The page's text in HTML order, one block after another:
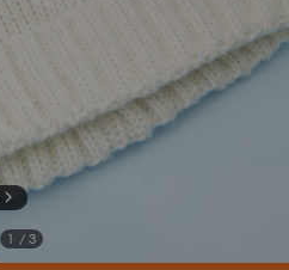
1 / 3